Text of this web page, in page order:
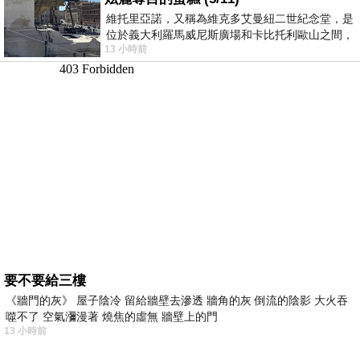
維托里亞諾，又稱為維克多艾曼紐二世紀念堂，是
位於義大利羅馬威尼斯廣場和卡比托利歐山之間，
用以紀念統一義大利統一後的的第一位國
13 小時前
要不要給三樓
《牆門的灰》 屋子陰冷 留給牆壁去滲透 牆角的灰 倒流的陰影 大火吞
噬不了 空氣瀰漫著 燒焦的虛無 牆壁上的門
13 小時前